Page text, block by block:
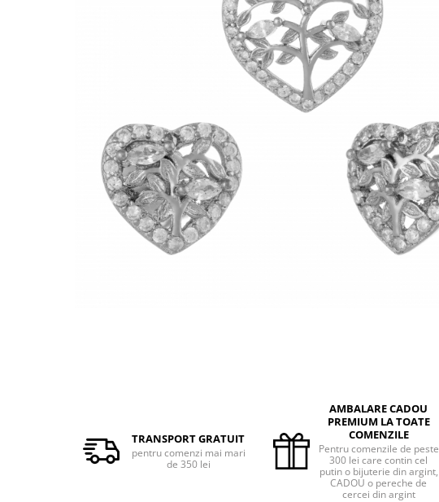
BRATARI PENTRU PICIOR
TRANSPORT GRATUIT
pentru comenzi mai mari
de 350 lei
AMBALARE CADOU
PREMIUM LA TOATE
COMENZILE
Pentru comenzile de peste
300 lei care contin cel
putin o bijuterie din argint,
CADOU o pereche de
cercei din argint